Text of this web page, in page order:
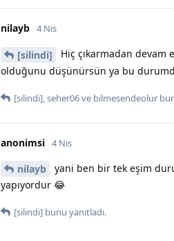
nilayb 4 Nis
[silindi]
Hiç çıkarmadan devam
olduğunu düşünürsün ya bu
[silindi] seher06ve bilmesendeolur
anonimsi 4 Nis
nilayb
yani ben bir tek eşim
yapıyordur 😂
[silindi] bunu yanıtladı.